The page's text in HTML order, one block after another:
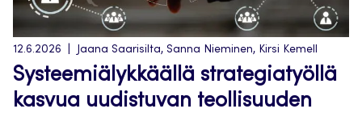
12.6.2026 Jaana Saarisilta, Sanna Nieminen, Kirsi Kemell
Systeemiälykkäällä strategiatyöllä
kasvua uudistuvan teollisuuden